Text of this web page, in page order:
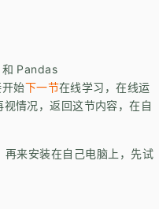
和 Pandas
始下一节在线学习，在线运
情况，返回这节内容，在自
来安装在自己电脑上，先试